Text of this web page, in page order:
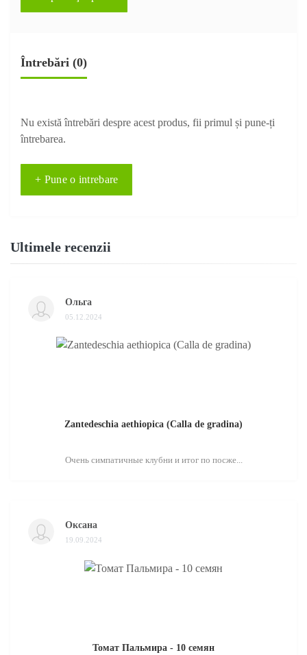
Întrebări (0)
Nu există întrebări despre acest produs, fii primul și pune-ți
întrebarea.
+ Pune o intrebare
Ultimele recenzii
Ольга
05.12.2024
Zantedeschia aethiopica (Calla de gradina)
Очень симпатичные клубни и итог по посже...
Оксана
19.09.2024
Томат Пальмира - 10 семян